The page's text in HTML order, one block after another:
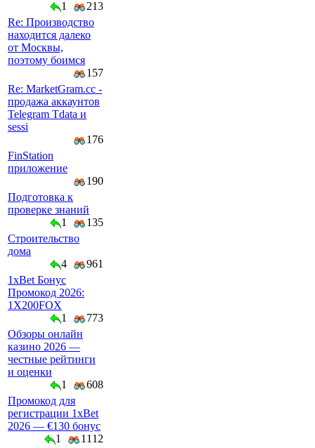
1
213
Re: Производство
находится далеко
от Москвы,
поэтому боимся
157
Re: MarketGram.cc -
продажа аккаунтов
Telegram Tdata и
sessi
176
FinStation
приложение
190
Подготовка к
проверке знаний
1
135
Строительство
дома
4
961
1xBet Бонус
Промокод 2026:
1X200FOX
1
773
Обзоры онлайн
казино 2026 —
честные рейтинги
и оценки
1
608
Промокод для
регистрации 1xBet
2026 — €130 бонус
1
1112